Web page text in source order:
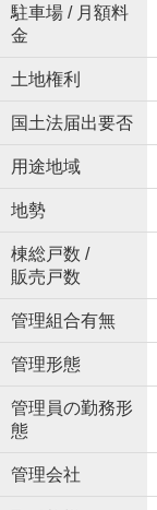
駐車場 / 月額料
金
土地権利
国土法届出要否
用途地域
地勢
棟総戸数 /
販売戸数
管理組合有無
管理形態
管理員の勤務形
態
管理会社